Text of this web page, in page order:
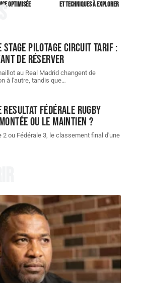
optimisée
et techniques à explorer
stage pilotage circuit tarif :
de réserver
au Real Madrid changent de
à l'autre, tandis que…
resultat Fédérale Rugby
ou le maintien ?
2 ou Fédérale 3, le classement final d'une